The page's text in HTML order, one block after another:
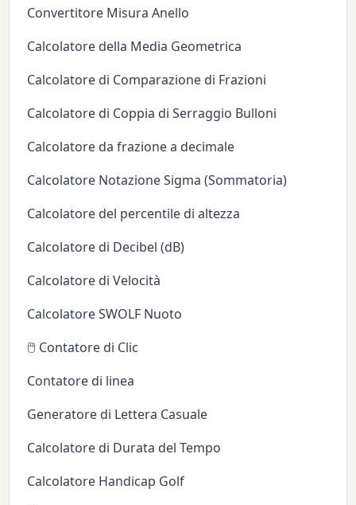
Convertitore Misura Anello
Calcolatore della Media Geometrica
Calcolatore di Comparazione di Frazioni
Calcolatore di Coppia di Serraggio Bulloni
Calcolatore da frazione a decimale
Calcolatore Notazione Sigma (Sommatoria)
Calcolatore del percentile di altezza
Calcolatore di Decibel (dB)
Calcolatore di Velocità
Calcolatore SWOLF Nuoto
🖱️ Contatore di Clic
Contatore di linea
Generatore di Lettera Casuale
Calcolatore di Durata del Tempo
Calcolatore Handicap Golf